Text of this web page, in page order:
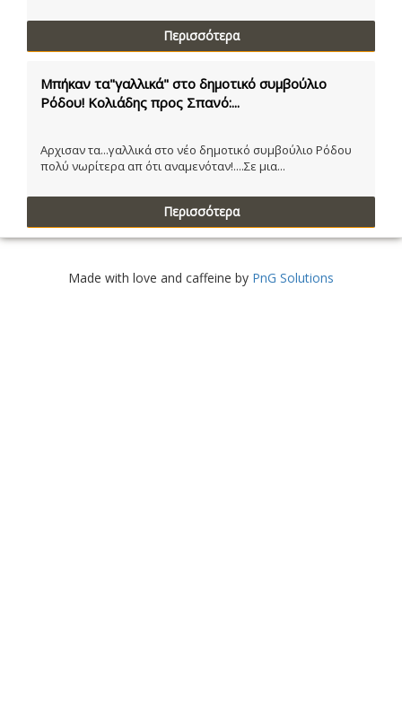
Περισσότερα
Μπήκαν τα"γαλλικά" στο δημοτικό συμβούλιο
Ρόδου! Κολιάδης προς Σπανό:...
Αρχισαν τα...γαλλικά στο νέο δημοτικό συμβούλιο Ρόδου
πολύ νωρίτερα απ ότι αναμενόταν!....Σε μια...
Περισσότερα
Made with love and caffeine by PnG Solutions